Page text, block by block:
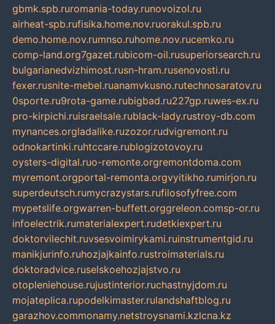
gbmk.spb.ruromania-today.runovoizol.ru
airheat-spb.rufisika.home.nov.ruorakul.spb.ru
demo.home.nov.rumnso.ruhome.nov.rucemko.ru
comp-land.org7gazet.rubicom-oil.rusuperiorsearch.ru
bulgarianedvizhimost.rusn-hram.rusenovosti.ru
fexer.rusnite-mebel.ruanamvkusno.rutechnosaratov.ru
0sporte.ru9rota-game.rubigbad.ru227gp.ruwes-ex.ru
pro-kirpichi.ruisraelsale.rublack-lady.rustroy-db.com
mynances.orgladalike.ruzozor.rudvigremont.ru
odnokartinki.ruhtccare.rublogizotovoy.ru
oysters-digital.ruo-remonte.orgremontdoma.com
myremont.orgportal-remonta.orgvyitikho.rumirjon.ru
superdeutsch.rumycrazystars.rufilosofyfree.com
mypetslife.orgwarren-buffett.orggreleon.comsp-or.ru
infoelectrik.rumaterialexpert.rudetkiexpert.ru
doktorvilechit.ruvsesvoimirykami.ruinstrumentgid.ru
manikjurinfo.ruhozjajkainfo.rustroimaterials.ru
doktoradvice.ruselskoehozjajstvo.ru
otopleniehouse.rujustinterior.ruchastnyjdom.ru
mojateplica.rupodelkimaster.rulandshaftblog.ru
garazhov.commonamy.netstroysnami.kzlcna.kz